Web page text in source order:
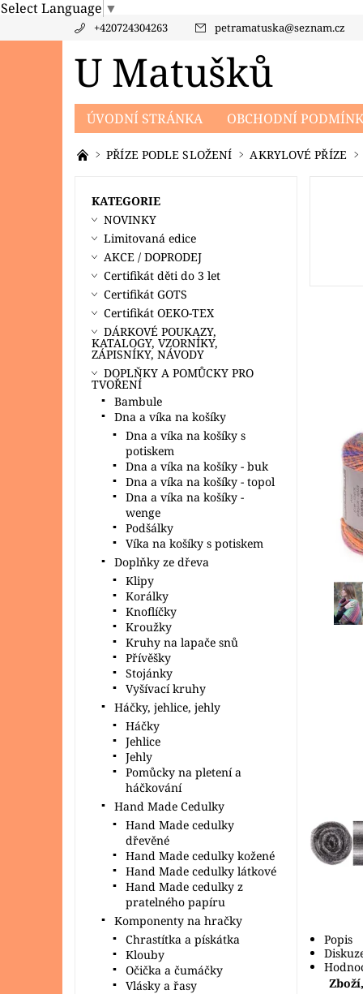
Select Language ▼
+420724304263 petramatuska@seznam.cz
U Matušků
ÚVODNÍ STRÁNKA OBCHODNÍ
PRODÁVANÉ ZNAČKY
KONTAKTY
PŘÍZE PODLE SLOŽENÍ AKRYLOVÉ PŘÍZE
Popis
KATEGORIE
NOVINKY
Limitovaná edice
AKCE / DOPRODEJ
Certifikát děti do 3 let
Certifikát GOTS
Certifikát OEKO-TEX
DÁRKOVÉ POUKAZY,
KATALOGY, VZORNÍKY,
ZÁPISNÍKY, NÁVODY
DOPLŇKY A POMŮCKY PRO
TVOŘENÍ
Bambule
Dna a víka na košíky
Dna a víka na košíky s
potiskem
Dna a víka na košíky - buk
Dna a víka na košíky - topol
Dna a víka na košíky -
wenge
Podšálky
Víka na košíky s potiskem
Doplňky ze dřeva
Klipy
Korálky
Knoflíčky
Kroužky
Kruhy na lapače snů
Přívěšky
Stojánky
Vyšívací kruhy
Háčky, jehlice, jehly
Háčky
Jehlice
Jehly
Pomůcky na pletení a
háčkování
Hand Made Cedulky
Hand Made cedulky
dřevěné
Hand Made cedulky kožené
Hand Made cedulky látkové
Hand Made cedulky z
pratelného papíru
Komponenty na hračky
Chrastítka a pískátka
Klouby
Očička a čumáčky
Vlásky a řasy